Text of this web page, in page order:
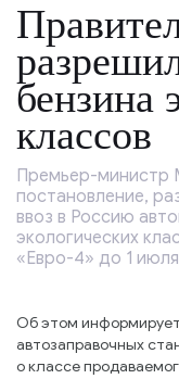
бензина
классов
Премьер-министр
постановление,
ввоз в Россию
экологических
«Евро-4» до 1
Об этом
автозаправочных
о классе